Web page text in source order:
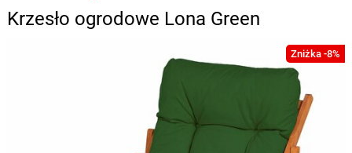
Krzesło ogrodowe Lona Green
Zniżka -8%